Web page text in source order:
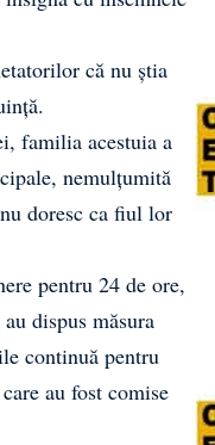
că nu știa
familia acestuia a
nemulțumită
doresc ca fiul lor
pentru 24 de ore,
dispus măsura
continuă pentru
au fost comise